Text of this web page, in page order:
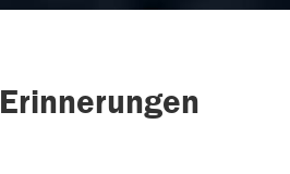
Erinnerungen